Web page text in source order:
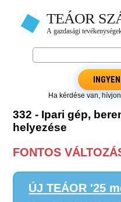
Ha kérdése van,
332 - Ipari gép,
helyezése
FONTOS
ÚJ TEÁOR '25